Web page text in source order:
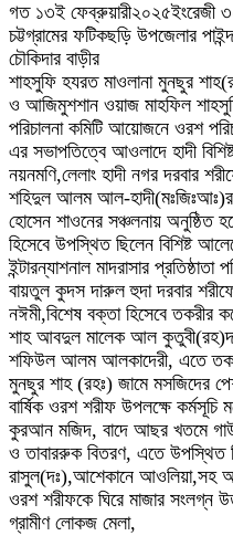
গত ১৩ই ফেব্রুয়ারী২০২৫ইংরেজী
চট্টগ্রামের ফটিকছড়ি উপজেলার
চৌকিদার বাড়ীর
শাহসুফি হযরত মাওলানা মুনছুর
ও আজিমুশশান ওয়াজ মাহফিল
পরিচালনা কমিটি আয়োজনে ওরশ
এর সভাপতিত্বে আওলাদে হাদী
নয়নমণি,লেলাং হাদী নগর দরবার
শহিদুল আলম আল-হাদী(মঃজিঃআঃ)র
হোসেন শাওনের সঞ্চলনায় অনুষ্ঠিত
হিসেবে উপস্থিত ছিলেন বিশিষ্ট
ইন্টারন্যাশনাল মাদরাসার
বায়তুল কুদস দারুল হুদা দরবার
নঈমী,বিশেষ বক্তা হিসেবে তকরীর
শাহ আবদুল মালেক আল
শফিউল আলম আলকাদেরী, এতে
মুনছুর শাহ (রহঃ) জামে মসজিদের
বার্ষিক ওরশ শরীফ উপলক্ষে কর্মসূচি
কুরআন মজিদ, বাদে আছর খতমে
ও তাবাররুক বিতরণ, এতে
রাসুল(দঃ),আশেকানে আওলিয়া,সহ
ওরশ শরীফকে ঘিরে মাজার সংলগ্ন
গ্রামীণ লোকজ মেলা,